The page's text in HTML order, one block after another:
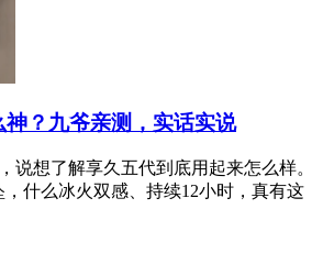
？九爷亲测，实话实说
说想了解享久五代到底用起来怎么样。
什么冰火双感、持续12小时，真有这